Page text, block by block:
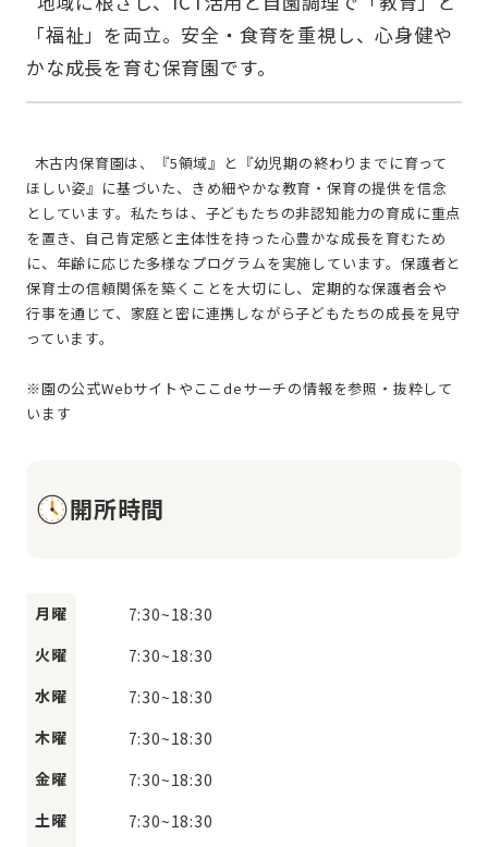
「福祉」を両立。安全・食育を重視し、心身健や
ほしい姿』に基づいた、きめ細やかな教育・保育の提供を信念
としています。私たちは、子どもたちの非認知能力の育成に重点
を置き、自己肯定感と主体性を持った心豊かな成長を育むため
に、年齢に応じた多様なプログラムを実施しています。保護者と
保育士の信頼関係を築くことを大切にし、定期的な保護者会や
行事を通じて、家庭と密に連携しながら子どもたちの成長を見守
っています。
※園の公式Webサイトやここdeサーチの情報を参照・抜粋して
開所時間
月曜 7:30~18:30
火曜
7:30~18:30
水曜
7:30~18:30
木曜
7:30~18:30
金曜
7:30~18:30
土曜
7:30~18:30